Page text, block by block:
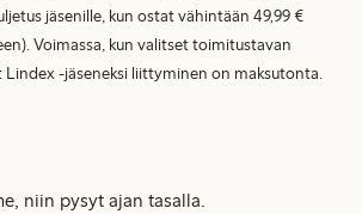
jäsenille, kun ostat vähintään 49,99 €
Voimassa, kun valitset toimitustavan
Lindex -jäseneksi liittyminen on maksutonta.
niin pysyt ajan tasalla.